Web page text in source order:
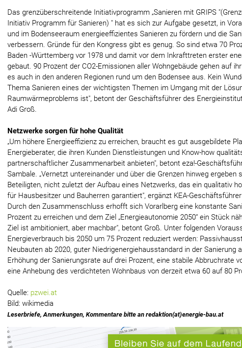
Das grenzüberschreitende Initiativprogramm „Sanieren mit GRIPS
Initiativ Programm für Sanieren) " hat es sich zur Aufgabe gesetzt, in
und im Bodenseeraum energieeffizientes Sanieren zu fördern und die
verbessern. Gründe für den Kongress gibt es genug. So sind etwa 70
Baden -Württemberg vor 1978 und damit vor dem Inkrafttreten erster
gebaut. 90 Prozent der CO2-Emissionen aller Wohngebäude gehen auf
es auch in den anderen Regionen rund um den Bodensee aus. Kein
Thema Sanieren eines der wichtigsten Themen im Umgang mit der
Raumwärmeproblems ist", betont der Geschäftsführer des
Adi Groß.
Netzwerke sorgen für hohe Qualität
„Um höhere Energieeffizienz zu erreichen, braucht es gut ausgebildete
Energieberater, die ihren Kunden Dienstleistungen und Know-how
partnerschaftlicher Zusammenarbeit anbieten", betont eza!-
Sambale. „Vernetzt untereinander und über die Grenzen hinweg ergeben
Beteiligten, nicht zuletzt der Aufbau eines Netzwerks, das ein qualitativ
für Hausbesitzer und Bauherren garantiert", ergänzt KEA-
Durch den Zusammenschluss erhofft sich Vorarlberg eine konstante
Prozent zu erreichen und dem Ziel „Energieautonomie 2050“ ein Stück
Ziel ist ambitioniert, aber machbar", betont Groß. Unter folgenden
Energieverbrauch bis 2050 um 75 Prozent reduziert werden:
Neubauten ab 2020, guter Niedrigenergiehausstandard in der Sanierung
Erhöhung der Sanierungsrate auf drei Prozent, eine stabile Abbruchrate
eine Anhebung des verdichteten Wohnbaus von derzeit etwa 60 auf 80
Quelle: pzwei.at
Bild: wikimedia
Leserbriefe, Anmerkungen, Kommentare bitte an redaktion(at)energie-bau.at